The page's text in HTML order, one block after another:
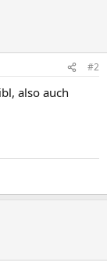
#2
also auch